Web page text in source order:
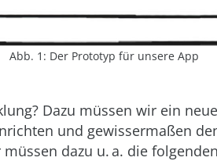
Abb. 1: Der Prototyp für unsere App
Dazu müssen wir ein
und gewissermaßen
dazu u. a. die